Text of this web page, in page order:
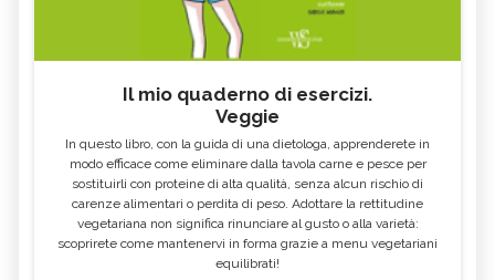
Il mio quaderno di esercizi.
Veggie
In questo libro, con la guida di una dietologa, apprenderete in
modo efficace come eliminare dalla tavola carne e pesce per
sostituirli con proteine di alta qualità, senza alcun rischio di
carenze alimentari o perdita di peso. Adottare la rettitudine
vegetariana non significa rinunciare al gusto o alla varietà:
scoprirete come mantenervi in forma grazie a menu vegetariani
equilibrati!